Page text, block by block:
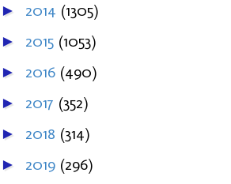
► 2014 (1305)
► 2015 (1053)
► 2016 (490)
► 2017 (352)
► 2018 (314)
► 2019 (296)